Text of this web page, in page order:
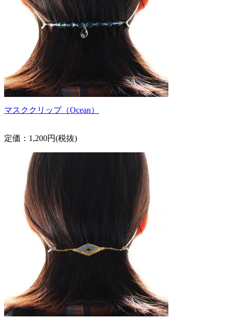
マスククリップ（Ocean）
定価：1,200円(税抜)